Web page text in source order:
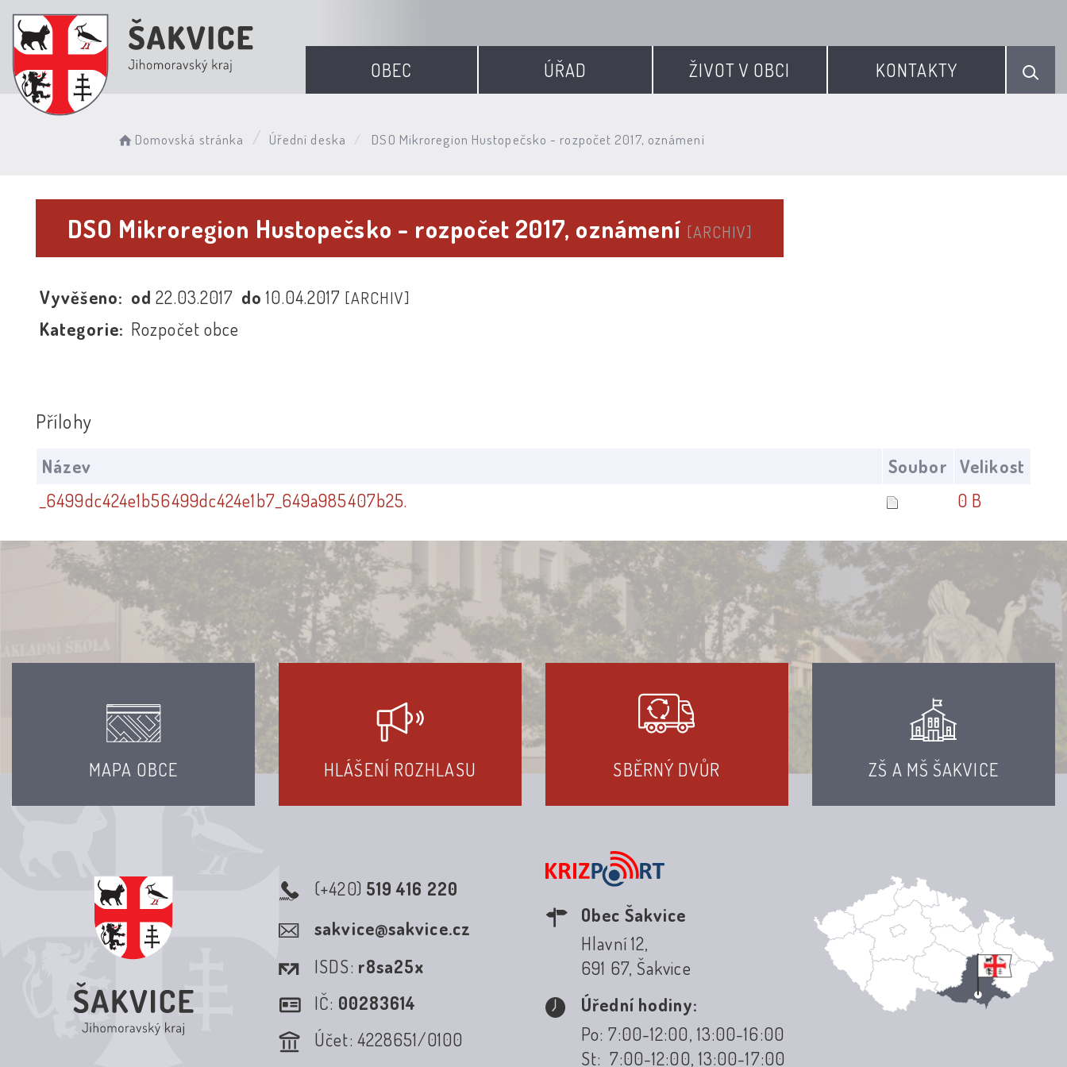
OBEC ÚŘAD ŽIVOT V OBCI KONTAKTY
Domovská stránka Úřední deska DSO Mikroregion Hustopečsko - rozpočet 2017, oznámení
DSO Mikroregion Hustopečsko - rozpočet 2017, oznámení [ARCHIV]
Vyvěšeno: od22.03.2017 do10.04.2017 [ARCHIV]
Kategorie: Rozpočet obce
Přílohy
Název Soubor
Velikost
_6499dc424e1b56499dc424e1b7_649a985407b25.
0 B
MAPA OBCE HLÁŠENÍ ROZHLASU SBĚRNÝ DVŮR ZŠ A MŠ ŠAKVICE
(+420) 519 416 220
sakvice@sakvice.cz
ISDS: r8sa25x
IČ: 00283614
Účet: 4228651/0100
Obec Šakvice
Hlavní 12,
691 67, Šakvice
Úřední hodiny:
Po: 7:00-12:00, 13:00-16:00
St: 7:00-12:00, 13:00-17:00